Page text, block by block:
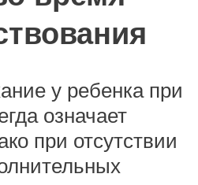
у ребенка при
означает
при отсутствии